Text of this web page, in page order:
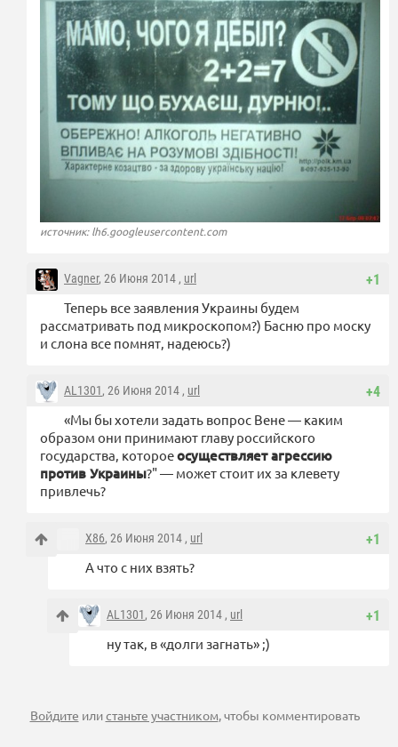
источник: lh6.googleusercontent.com
+1
Vagner, 26 Июня 2014 , url
Теперь все заявления Украины будем
рассматривать под микроскопом?) Басню про моску
и слона все помнят, надеюсь?)
+4
AL1301, 26 Июня 2014 , url
«Мы бы хотели задать вопрос Вене — каким
образом они принимают главу российского
государства, котороеосуществляет агрессию
против Украины?" — может стоит их за клевету
привлечь?
+1
X86, 26 Июня 2014 , url
А что с них взять?
+1
AL1301, 26 Июня 2014 , url
ну так, в «долги загнать» ;)
Войдите илистаньте участником, чтобы комментировать